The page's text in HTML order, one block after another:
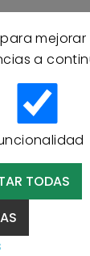
mejorar
a
TODAS